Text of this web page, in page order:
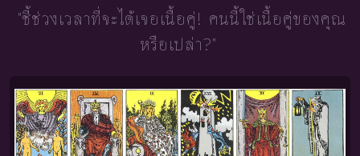
"ชี้ช่วงเวลาที่จะได้เจอเนื้อคู่! คนนี้ใช่เนื้อคู่ของคุณ
หรือเปล่า?"